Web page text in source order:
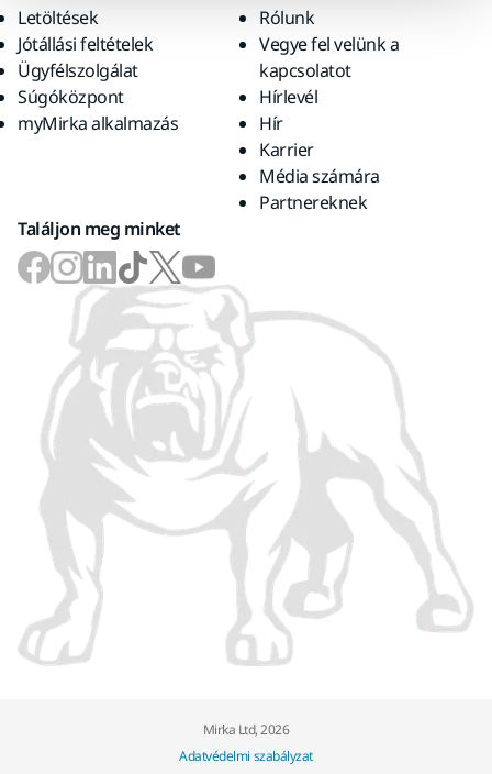
Letöltések
Jótállási feltételek
Ügyfélszolgálat
Súgóközpont
myMirka alkalmazás
Rólunk
Vegye fel velünk a
kapcsolatot
Hírlevél
Hír
Karrier
Média számára
Partnereknek
Találjon meg minket
Mirka Ltd, 2026
Adatvédelmi szabályzat